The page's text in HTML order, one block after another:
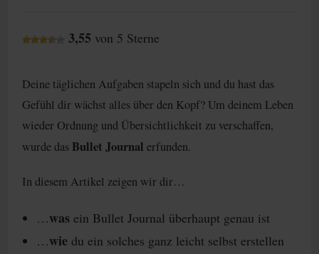
3,55 von 5 Sterne
Deine täglichen Aufgaben stapeln sich und du hast das
Gefühl dir wächst alles über den Kopf? Um deinem Leben
wieder Ordnung und Übersichtlichkeit zu verschaffen,
wurde das Bullet Journal erfunden.
In diesem Artikel zeigen wir dir…
…was ein Bullet Journal überhaupt genau ist
…wie du ein solches ganz leicht selbst erstellen